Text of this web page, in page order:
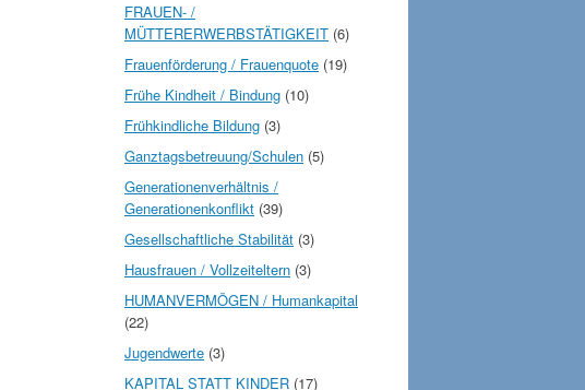
FRAUEN- /
MÜTTERERWERBSTÄTIGKEIT (6)
Frauenförderung / Frauenquote (19)
Frühe Kindheit / Bindung (10)
Frühkindliche Bildung (3)
Ganztagsbetreuung/Schulen (5)
Generationenverhältnis /
Generationenkonflikt (39)
Gesellschaftliche Stabilität (3)
Hausfrauen / Vollzeiteltern (3)
HUMANVERMÖGEN / Humankapital
(22)
Jugendwerte (3)
KAPITAL STATT KINDER (17)